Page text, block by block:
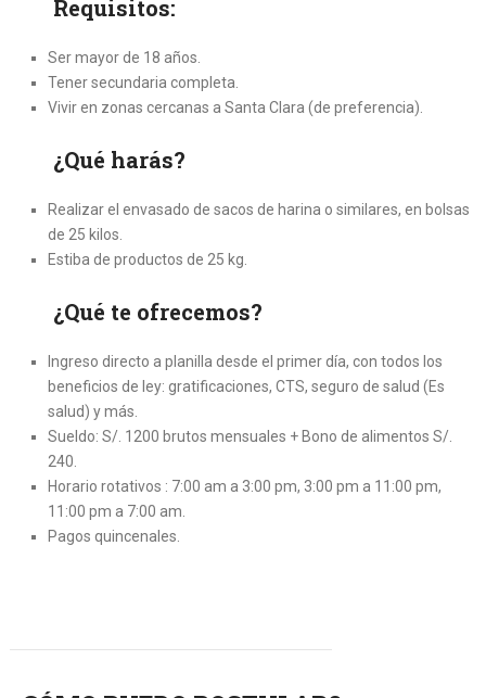
Requisitos:
Ser mayor de 18 años.
Tener secundaria completa.
Vivir en zonas cercanas a Santa Clara (de preferencia).
¿Qué harás?
Realizar el envasado de sacos de harina o similares, en bolsas
de 25 kilos.
Estiba de productos de 25 kg.
¿Qué te ofrecemos?
Ingreso directo a planilla desde el primer día, con todos los
beneficios de ley: gratificaciones, CTS, seguro de salud (Es
salud) y más.
Sueldo: S/. 1200 brutos mensuales + Bono de alimentos S/.
240.
Horario rotativos : 7:00 am a 3:00 pm, 3:00 pm a 11:00 pm,
11:00 pm a 7:00 am.
Pagos quincenales.